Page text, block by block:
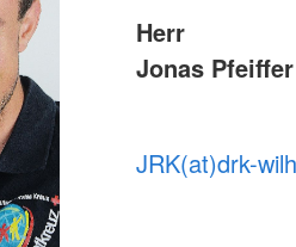
Herr
Jonas Pfeiffer
JRK(at)drk-